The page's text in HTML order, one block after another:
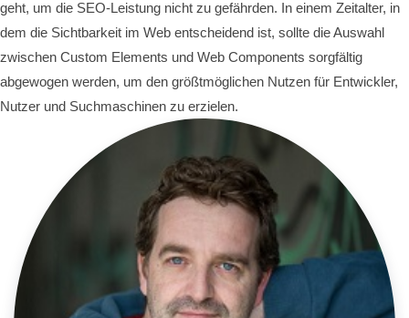
geht, um die SEO-Leistung nicht zu gefährden. In einem Zeitalter, in
dem die Sichtbarkeit im Web entscheidend ist, sollte die Auswahl
zwischen Custom Elements und Web Components sorgfältig
abgewogen werden, um den größtmöglichen Nutzen für Entwickler,
Nutzer und Suchmaschinen zu erzielen.